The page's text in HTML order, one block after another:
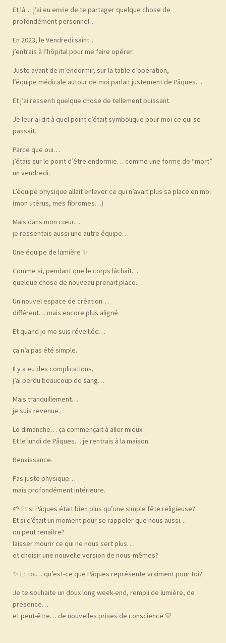
Et là… j’ai eu envie de te partager quelque chose de
profondément personnel…
En 2023, le Vendredi saint…
j’entrais à l’hôpital pour me faire opérer.
Juste avant de m’endormir, sur la table d’opération,
l’équipe médicale autour de moi parlait justement de Pâques…
Et j’ai ressenti quelque chose de tellement puissant.
Je leur ai dit à quel point c’était symbolique pour moi ce qui se
passait.
Parce que oui…
j’étais sur le point d’être endormie… comme une forme de “mort”
un vendredi.
L’équipe physique allait enlever ce qui n’avait plus sa place en moi
(mon utérus, mes fibromes…)
Mais dans mon cœur…
je ressentais aussi une autre équipe…
Une équipe de lumière ✨
Comme si, pendant que le corps lâchait…
quelque chose de nouveau prenait place.
Un nouvel espace de création…
différent… mais encore plus aligné.
Et quand je me suis réveillée…
ça n’a pas été simple.
Il y a eu des complications,
j’ai perdu beaucoup de sang…
Mais tranquillement…
je suis revenue.
Le dimanche… ça commençait à aller mieux.
Et le lundi de Pâques… je rentrais à la maison.
Renaissance.
Pas juste physique…
mais profondément intérieure.
🌱 Et si Pâques était bien plus qu’une simple fête religieuse?
Et si c’était un moment pour se rappeler que nous aussi…
on peut renaître?
laisser mourir ce qui ne nous sert plus…
et choisir une nouvelle version de nous-mêmes?
✨ Et toi… qu’est-ce que Pâques représente vraiment pour toi?
Je te souhaite un doux long week-end, rempli de lumière, de
présence…
et peut-être… de nouvelles prises de conscience 💛